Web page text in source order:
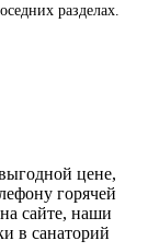
разделах.
цене,
горячей
сайте, наши
в санаторий